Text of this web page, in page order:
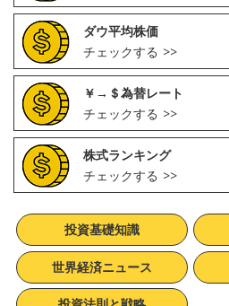
ダウ平均株価
チェックする
￥→＄為替レート
チェックする
株式ランキング
チェックする
投資基礎知識
世界経済ニュース